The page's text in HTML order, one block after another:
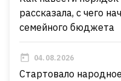
рассказала, с чего
семейного бюджета
04.08.2026
Стартовало